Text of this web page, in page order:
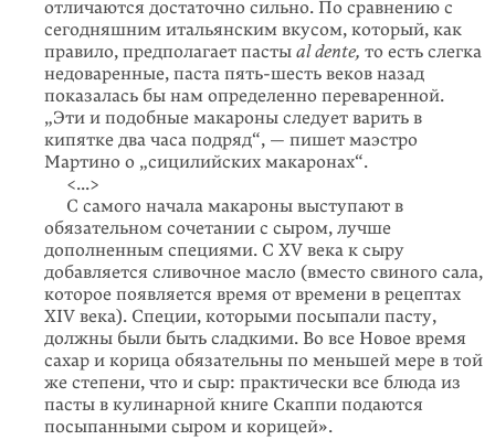
отличаются достаточно сильно. По сравнению с
сегодняшним итальянским вкусом, который, как
правило, предполагает пасты al dente, то есть слегка
недоваренные, паста пять-шесть веков назад
показалась бы нам определенно переваренной.
„Эти и подобные макароны следует варить в
кипятке два часа подряд“, — пишет маэстро
Мартино о „сицилийских макаронах“.
<...>
С самого начала макароны выступают в
обязательном сочетании с сыром, лучше
дополненным специями. С XV века к сыру
добавляется сливочное масло (вместо свиного сала,
которое появляется время от времени в рецептах
XIV века). Специи, которыми посыпали пасту,
должны были быть сладкими. Во все Новое время
сахар и корица обязательны по меньшей мере в той
же степени, что и сыр: практически все блюда из
пасты в кулинарной книге Скаппи подаются
посыпанными сыром и корицей».